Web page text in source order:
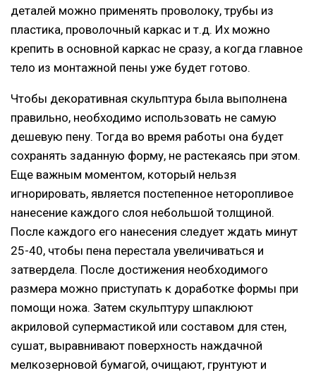
деталей можно применять проволоку, трубы из
пластика, проволочный каркас и т.д. Их можно
крепить в основной каркас не сразу, а когда главное
тело из монтажной пены уже будет готово.
Чтобы декоративная скульптура была выполнена
правильно, необходимо использовать не самую
дешевую пену. Тогда во время работы она будет
сохранять заданную форму, не растекаясь при этом.
Еще важным моментом, который нельзя
игнорировать, является постепенное неторопливое
нанесение каждого слоя небольшой толщиной.
После каждого его нанесения следует ждать минут
25-40, чтобы пена перестала увеличиваться и
затвердела. После достижения необходимого
размера можно приступать к доработке формы при
помощи ножа. Затем скульптуру шпаклюют
акриловой супермастикой или составом для стен,
сушат, выравнивают поверхность наждачной
мелкозерновой бумагой, очищают, грунтуют и